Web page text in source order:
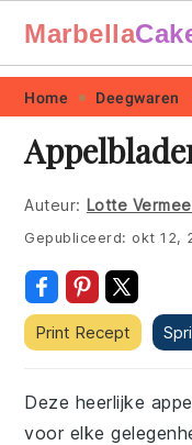
Skip
primary
navigation
Skip
main
content
Skip
primary
sidebar
Skip
footer
Marbella
Home Deegwaren
Auteur: Lotte
Gepubliceerd: okt 12,
Print Recept
Deze heerlijke
voor elke